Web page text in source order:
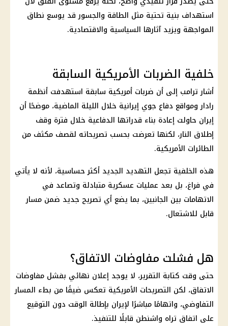
استهداف بنية تحتية مثل الطاقة والجسور قد يوسع نطاق
المواجهة ويزيد آثارها السياسية والاقتصادية.
خلفية الضربات الأمريكية السابقة
أشار ترامب إلى أن ضربات أمريكية سابقة استهدفت أنظمة
رادار ومواقع دفاع جوي إيرانية خلال الليلة الماضية، موضحًا أن
إيران حاولت إعادة بناء قدراتها الدفاعية خلال فترة وقف
إطلاق النار، لكنها تعرضت بحسب تصريحاته لقصف مكثف من
الطائرات الأمريكية.
هذه الخلفية تجعل التهديد الجديد أكثر حساسية، لأنه لا يأتي
في فراغ، بل بعد عمليات عسكرية متبادلة وتصاعد في
الاتهامات بين الجانبين، بما يضع أي تصريح جديد ضمن مسار
قابل للاشتعال.
هل فشلت مفاوضات الاتفاق؟
حتى وقت كتابة التقرير، لا يوجد إعلان نهائي بفشل مفاوضات
الاتفاق، لكن التصريحات الأمريكية تعكس ضيقًا من بطء المسار
التفاوضي، واتهامًا مباشرًا لإيران بإطالة الوقت دون التوقيع
على اتفاق تراه واشنطن قابلًا للتنفيذ.